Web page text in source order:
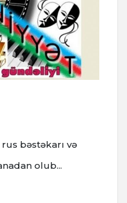
bəstəkarı və
olub...